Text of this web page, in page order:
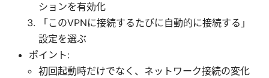
ションを有効化
「このVPNに接続するたびに自動的に接続する」
設定を選ぶ
ポイント:
初回起動時だけでなく、ネットワーク接続の変化